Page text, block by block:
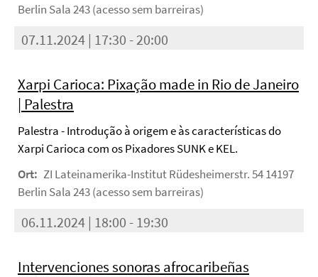
Berlin Sala 243 (acesso sem barreiras)
07.11.2024 | 17:30 - 20:00
Xarpi Carioca: Pixação made in Rio de Janeiro
| Palestra
Palestra - Introdução à origem e às características do
Xarpi Carioca com os Pixadores SUNK e KEL.
Ort: ZI Lateinamerika-Institut Rüdesheimerstr. 54 14197
Berlin Sala 243 (acesso sem barreiras)
06.11.2024 | 18:00 - 19:30
Intervenciones sonoras afrocaribeñas